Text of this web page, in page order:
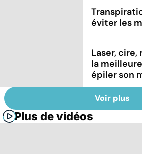
éviter les
Laser, cire,
la
épiler son
Voir plus
Plus de vidéos